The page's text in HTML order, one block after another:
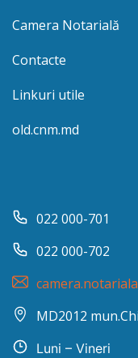
Camera Notarială
Contacte
Linkuri utile
old.cnm.md
022 000-701
022 000-702
MD2012
Luni – Vineri